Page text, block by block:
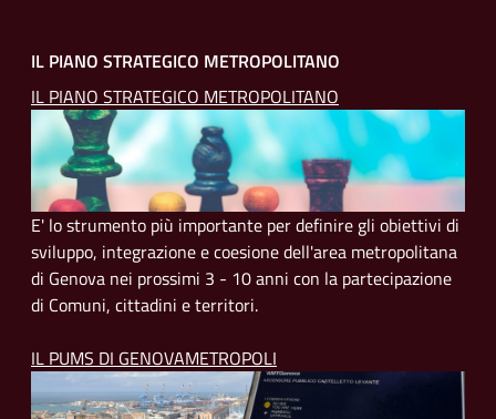
IL PIANO STRATEGICO METROPOLITANO
IL PIANO STRATEGICO METROPOLITANO
E' lo strumento più importante per definire gli obiettivi di
sviluppo, integrazione e coesione dell'area metropolitana
di Genova nei prossimi 3 - 10 anni con la partecipazione
di Comuni, cittadini e territori.
IL PUMS DI GENOVAMETROPOLI